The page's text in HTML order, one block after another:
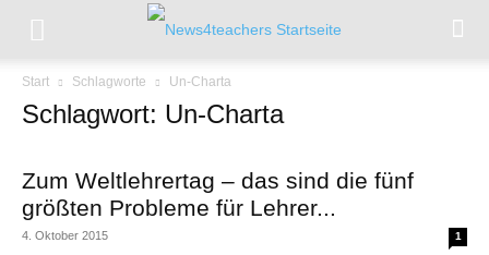
Start Schlagworte Un-Charta
Schlagwort: Un-Charta
Zum Weltlehrertag – das sind die fünf
größten Probleme für Lehrer...
4. Oktober 2015 1